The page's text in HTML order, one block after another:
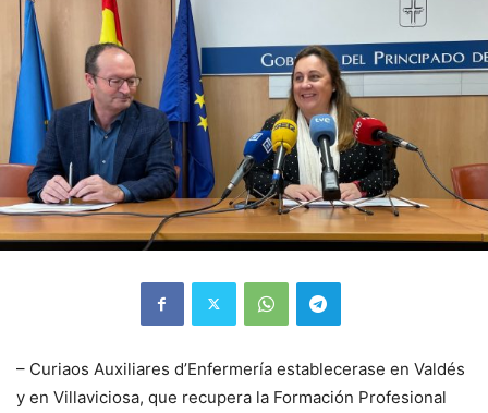
– Curiaos Auxiliares d’Enfermería establecerase en Valdés
y en Villaviciosa, que recupera la Formación Profesional